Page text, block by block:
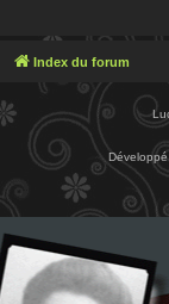
Index du forum